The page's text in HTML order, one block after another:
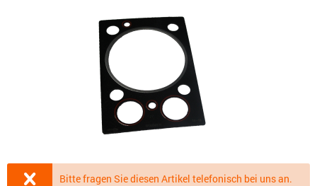
Bitte fragen Sie diesen Artikel telefonisch bei uns an.